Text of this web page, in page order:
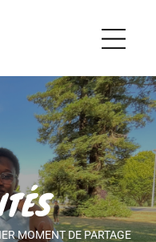
MOMENT DE PARTAGE